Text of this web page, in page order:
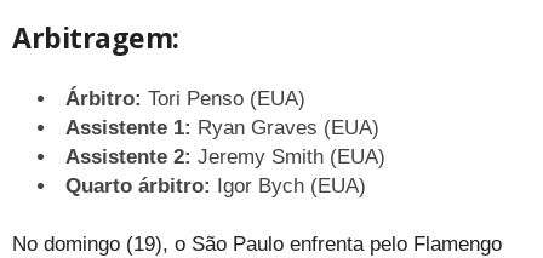
Arbitragem:
Árbitro: Tori Penso (EUA)
Assistente 1: Ryan Graves (EUA)
Assistente 2: Jeremy Smith (EUA)
Quarto árbitro: Igor Bych (EUA)
No domingo (19), o São Paulo enfrenta pelo Flamengo